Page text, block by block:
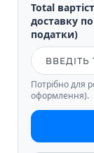
Total
доставку по
податки)
Потрібно для
оформлення).